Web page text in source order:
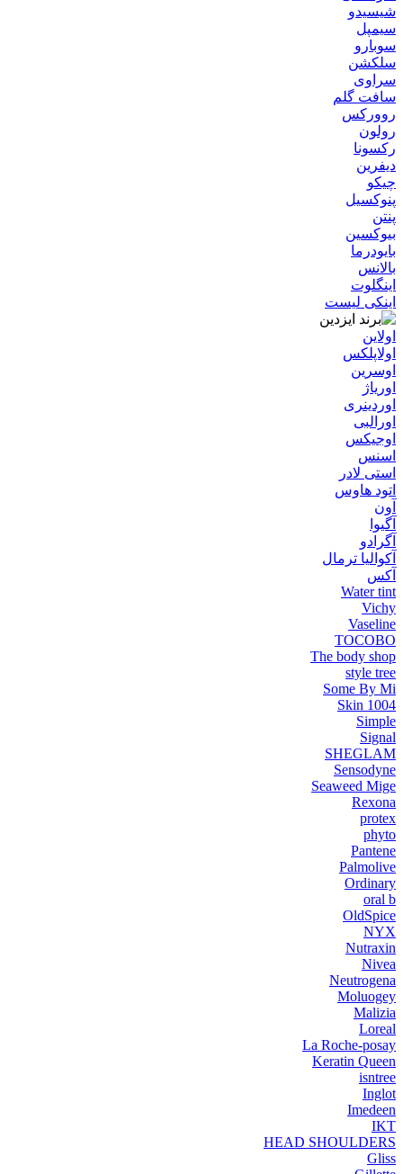
شیسیدو
سیمپل
سوبارو
سلکشن
سراوی
سافت گلم
روورکس
رولون
رکسونا
دیفرین
چیکو
پنوکسیل
پنتن
بیوکسین
بایودرما
بالانس
اینگلوت
اینکی لیست
اولاین
اولاپلکس
اوسرین
اوریاژ
اوردینری
اورالبی
اوجیکس
اسنس
استی لادر
اتود هاوس
آون
آگیوا
آگرادو
آکوالیا ترمال
آکس
Water tint
Vichy
Vaseline
TOCOBO
The body shop
style tree
Some By Mi
Skin 1004
Simple
Signal
SHEGLAM
Sensodyne
Seaweed Mige
Rexona
protex
phyto
Pantene
Palmolive
Ordinary
oral b
OldSpice
NYX
Nutraxin
Nivea
Neutrogena
Moluogey
Malizia
Loreal
La Roche-posay
Keratin Queen
isntree
Inglot
Imedeen
IKT
HEAD SHOULDERS
Gliss